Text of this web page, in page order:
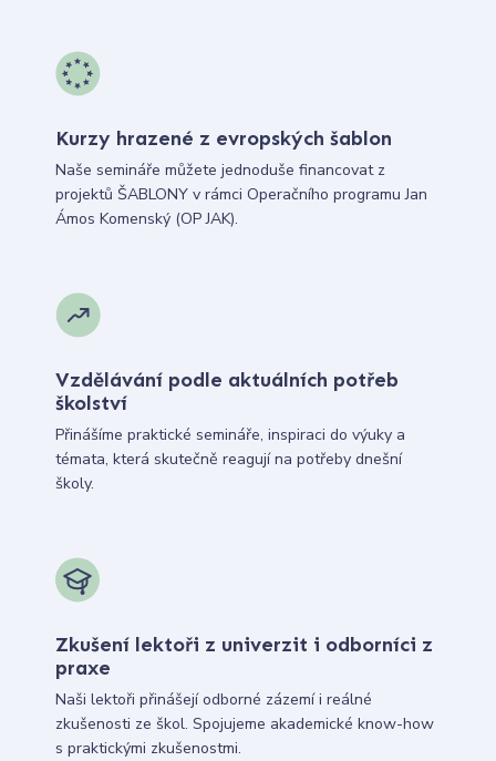
Kurzy hrazené z evropských šablon
Naše semináře můžete jednoduše financovat z
projektů ŠABLONY v rámci Operačního programu Jan
Ámos Komenský (OP JAK).
Vzdělávání podle aktuálních potřeb
školství
Přinášíme praktické semináře, inspiraci do výuky a
témata, která skutečně reagují na potřeby dnešní
školy.
Zkušení lektoři z univerzit i odborníci z
praxe
Naši lektoři přinášejí odborné zázemí i reálné
zkušenosti ze škol. Spojujeme akademické know-how
s praktickými zkušenostmi.